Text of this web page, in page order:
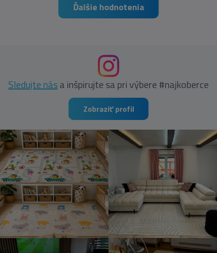
Ďalšie hodnotenia
Sledujte nása inšpirujte sa pri výbere #najkoberce
Zobraziť profil